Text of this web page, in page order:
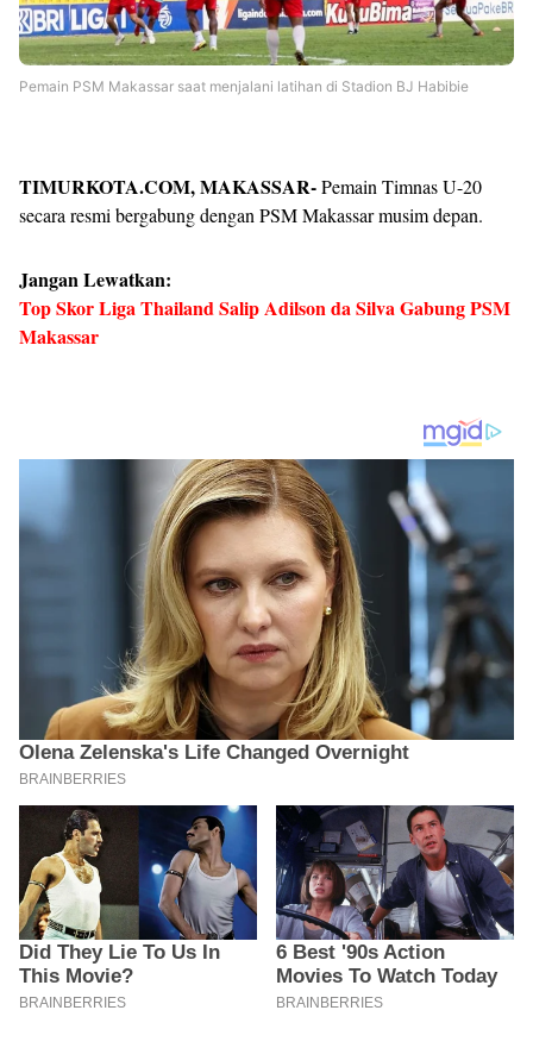
Pemain PSM Makassar saat menjalani latihan di Stadion BJ Habibie
TIMURKOTA.COM, MAKASSAR-Pemain Timnas U-20
secara resmi bergabung dengan PSM Makassar musim depan.
Jangan Lewatkan:
Top Skor Liga Thailand Salip Adilson da Silva Gabung PSM
Makassar